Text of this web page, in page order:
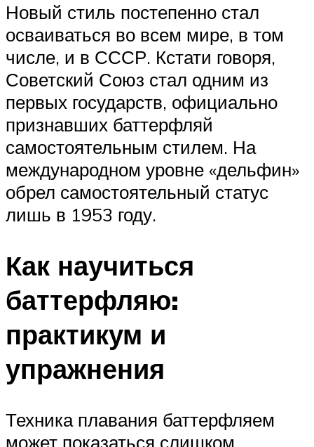
Новый стиль постепенно стал
осваиваться во всем мире, в том
числе, и в СССР. Кстати говоря,
Советский Союз стал одним из
первых государств, официально
признавших баттерфляй
самостоятельным стилем. На
международном уровне «дельфин»
обрел самостоятельный статус
лишь в 1953 году.
Как научиться
баттерфляю:
практикум и
упражнения
Техника плавания баттерфляем
может показаться слишком